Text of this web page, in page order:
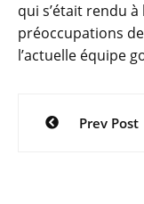
qui s’était rendu
préoccupations
l’actuelle équipe
Navigation
Prev Post